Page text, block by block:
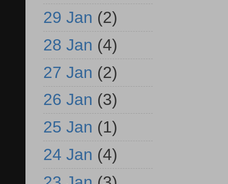
29 Jan (2)
28 Jan (4)
27 Jan (2)
26 Jan (3)
25 Jan (1)
24 Jan (4)